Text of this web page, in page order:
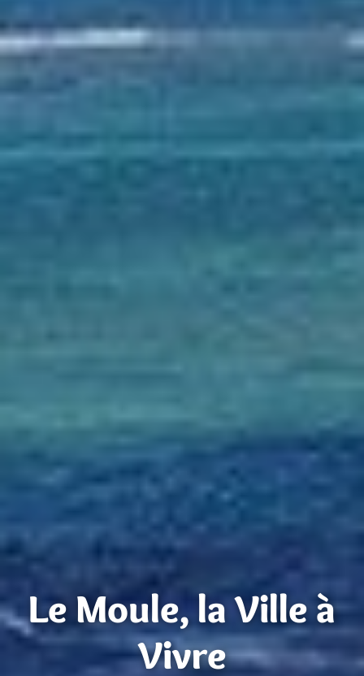
Le Moule, la Ville à
Vivre